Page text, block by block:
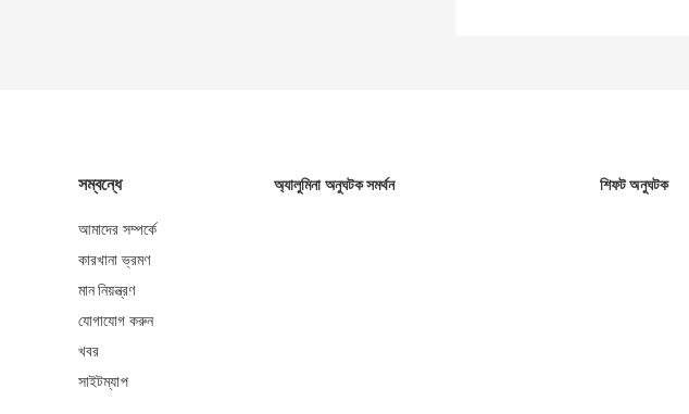
সম্বন্ধে
আমাদের সম্পর্কে
কারখানা ভ্রমণ
মান নিয়ন্ত্রণ
যোগাযোগ করুন
খবর
সাইটম্যাপ
অ্যালুমিনা অনুঘটক সমর্থন শিফট অনুঘটক